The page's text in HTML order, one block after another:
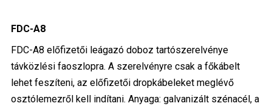
FDC-A8
FDC-A8 előfizetői leágazó doboz tartószerelvénye
távközlési faoszlopra. A szerelvényre csak a főkábelt
lehet feszíteni, az előfizetői dropkábeleket meglévő
osztólemezről kell indítani. Anyaga: galvanizált szénacél, a